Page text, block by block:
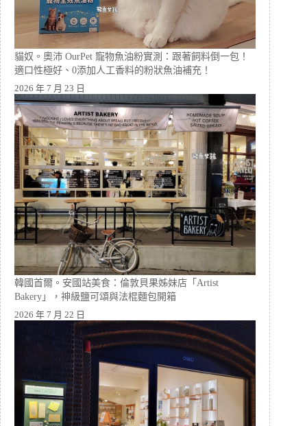
貓奴。奧沛 OurPet 寵物魚油粉實測：跟著飼料倒一包！
適口性極好、0添加人工香料的粉狀魚油補充！
2026 年 7 月 23 日
韓國首爾。安國站美食：倫敦貝果姊妹店「Artist
Bakery」，神級鹽可頌與法棍麵包開箱
2026 年 7 月 22 日